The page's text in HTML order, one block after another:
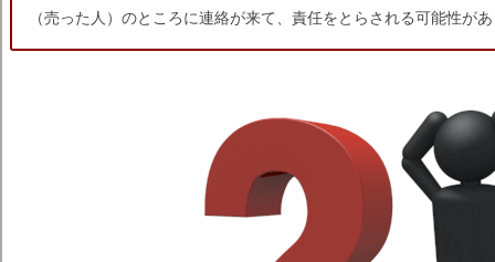
（売った人）のところに連絡が来て、責任をとらされる可能性が